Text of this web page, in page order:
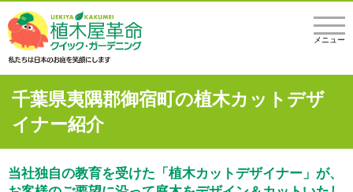
メニュー
千葉県夷隅郡御宿町の植木カットデザ
イナー紹介
当社独自の教育を受けた「植木カットデザイナー」が、